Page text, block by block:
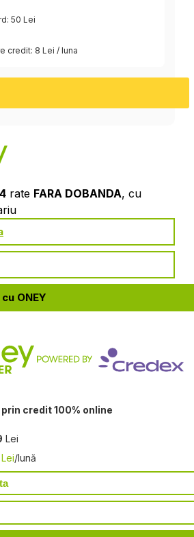
50 Lei
credit: 8 Lei / luna
4 rate FARA DOBANDA, cu
ONEY
credit 100% online
Lei
/lună